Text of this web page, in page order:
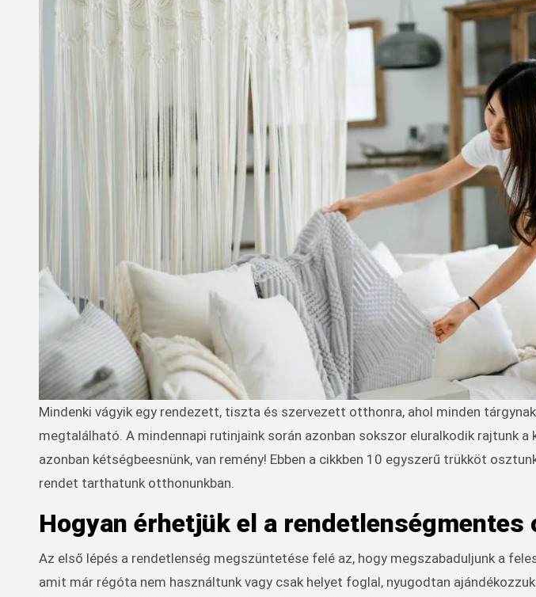
Mindenki vágyik egy rendezett, tiszta és szervezett otthonra, ahol minden tárgynak megvan a maga helye és könnyen
megtalálható. A mindennapi rutinjaink során azonban sokszor eluralkodik rajtunk a
azonban kétségbeesnünk, van remény! Ebben a cikkben 10 egyszerű trükköt
rendet tarthatunk otthonunkban.
Hogyan érhetjük el a rendetlenségmentes
Az első lépés a rendetlenség megszüntetése felé az, hogy megszabaduljunk a
amit már régóta nem használtunk vagy csak helyet foglal, nyugodtan